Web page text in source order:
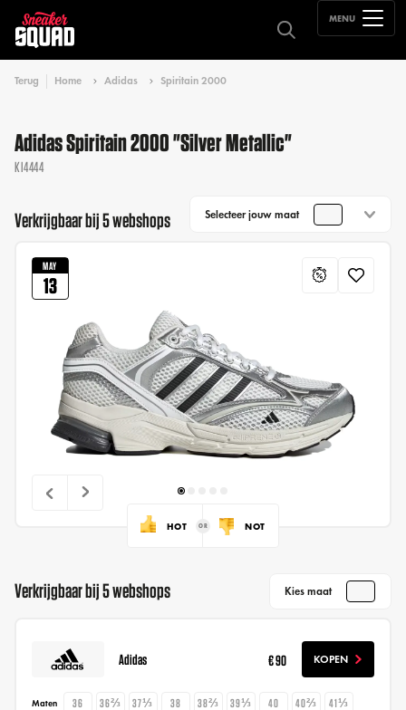
MENU
Terug Home Adidas Spiritain 2000
Adidas Spiritain 2000 "Silver Metallic"
KI4444
Verkrijgbaar bij 5 webshops Selecteer jouw maat
MAY
13
HOT NOT
Verkrijgbaar bij 5 webshops Kies maat
Adidas € 90 KOPEN
Maten 36 36⅔ 37⅓ 38 38⅔ 39⅓ 40 40⅔
41⅓